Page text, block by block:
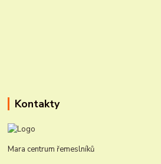
Kontakty
Mara centrum řemeslníků